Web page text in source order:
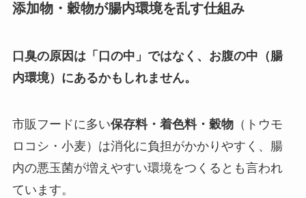
添加物・穀物が腸内環境を乱す仕組み
口臭の原因は「口の中」ではなく、お腹の中（腸
内環境）にあるかもしれません。
市販フードに多い保存料・着色料・穀物（トウモ
ロコシ・小麦）は消化に負担がかかりやすく、腸
内の悪玉菌が増えやすい環境をつくるとも言われ
ています。